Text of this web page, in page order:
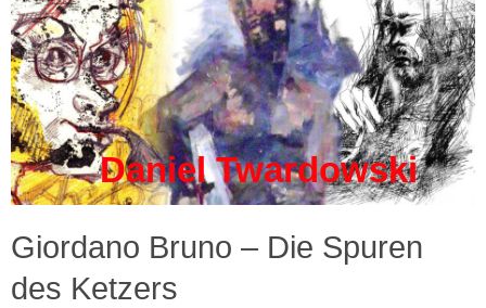
Daniel Twardowski
Giordano Bruno – Die Spuren
des Ketzers